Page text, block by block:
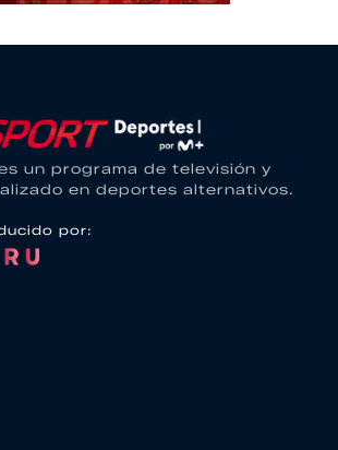
un programa de televisión y
en deportes alternativos.
por: